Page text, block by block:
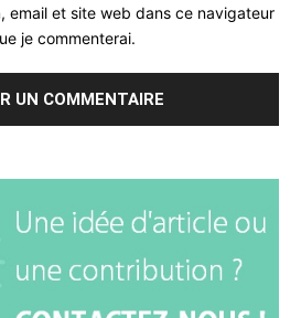
email et site web dans ce navigateur
je commenterai.